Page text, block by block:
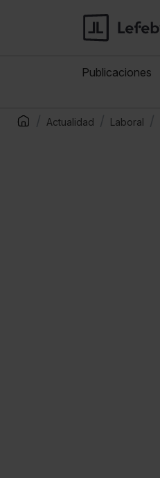
Publicaciones
Actualidad Laboral